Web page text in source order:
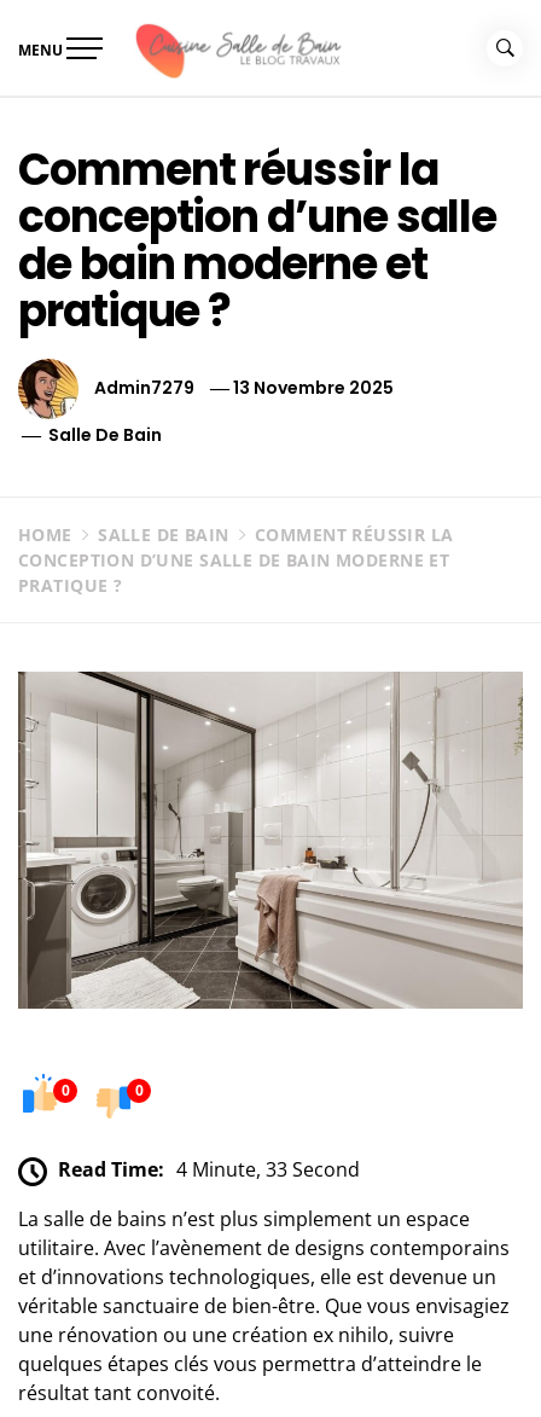
MENU
Comment réussir la
conception d’une salle
de bain moderne et
pratique ?
Admin7279
13 Novembre 2025
Salle De Bain
HOME SALLE DE BAIN
COMMENT RÉUSSIR LA
CONCEPTION D’UNE SALLE DE BAIN MODERNE ET
PRATIQUE ?
0 0
Read Time: 4 Minute, 33 Second
La salle de bains n’est plus simplement un espace
utilitaire. Avec l’avènement de designs contemporains
et d’innovations technologiques, elle est devenue un
véritable sanctuaire de bien-être. Que vous envisagiez
une rénovation ou une création ex nihilo, suivre
quelques étapes clés vous permettra d’atteindre le
résultat tant convoité.